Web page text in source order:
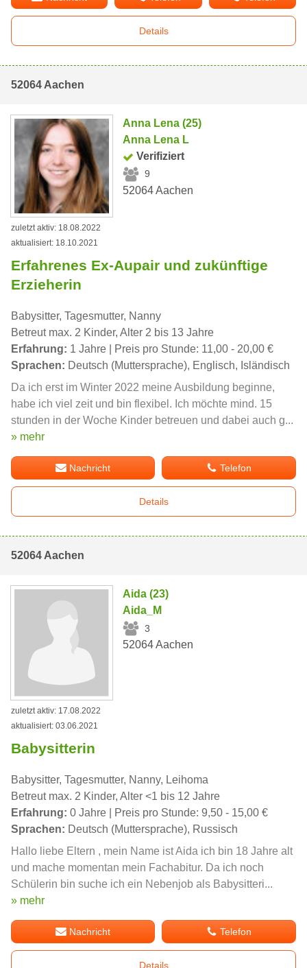
Details
52064 Aachen
Anna Lena (25)
Anna Lena L
Verifiziert
9
52064 Aachen
zuletzt aktiv: 18.08.2022
aktualisiert: 18.10.2021
Erfahrenes Ex-Aupair und zukünftige
Erzieherin
Babysitter, Tagesmutter, Nanny
Betreut max. 2 Kinder, Alter 2 bis 13 Jahre
Erfahrung: 1 Jahre | Preis pro Stunde: 11,00 - 20,00 €
Sprachen: Deutsch (Muttersprache), Englisch, Isländisch
Da ich erst im Winter 2022 meine Ausbildung beginne,
habe ich viel zeit und bin flexibel. Ich möchte mind. 15
stunden in der Woche Kinder betreuen und dabei auch g...
» mehr
Nachricht Telefon
Details
52064 Aachen
Aida (23)
Aida_M
3
52064 Aachen
zuletzt aktiv: 17.08.2022
aktualisiert: 03.06.2021
Babysitterin
Babysitter, Tagesmutter, Nanny, Leihoma
Betreut max. 2 Kinder, Alter <1 bis 12 Jahre
Erfahrung: 0 Jahre | Preis pro Stunde: 9,50 - 15,00 €
Sprachen: Deutsch (Muttersprache), Russisch
Hallo liebe Eltern , mein Name ist Aida ich bin 18 Jahre alt
und mache momentan mein Fachabitur. Da ich noch
Schülerin bin suche ich ein Nebenjob als Babysitteri...
» mehr
Nachricht Telefon
Details